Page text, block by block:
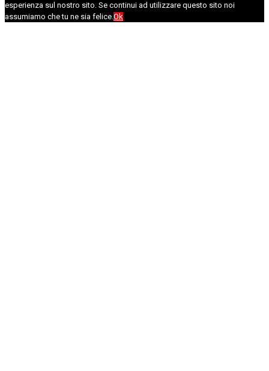
esperienza sul nostro sito. Se continui ad utilizzare questo sito noi
assumiamo che tu ne sia felice.Ok